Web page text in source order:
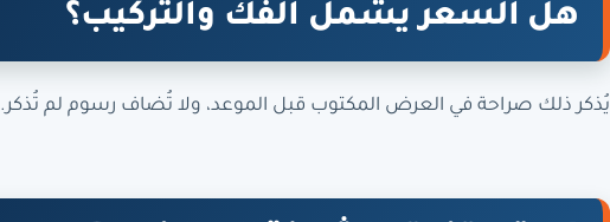
هل السعر يشمل الفك والتركيب؟
يُذكر ذلك صراحة في العرض المكتوب قبل الموعد، ولا تُضاف رسوم لم تُذكر.